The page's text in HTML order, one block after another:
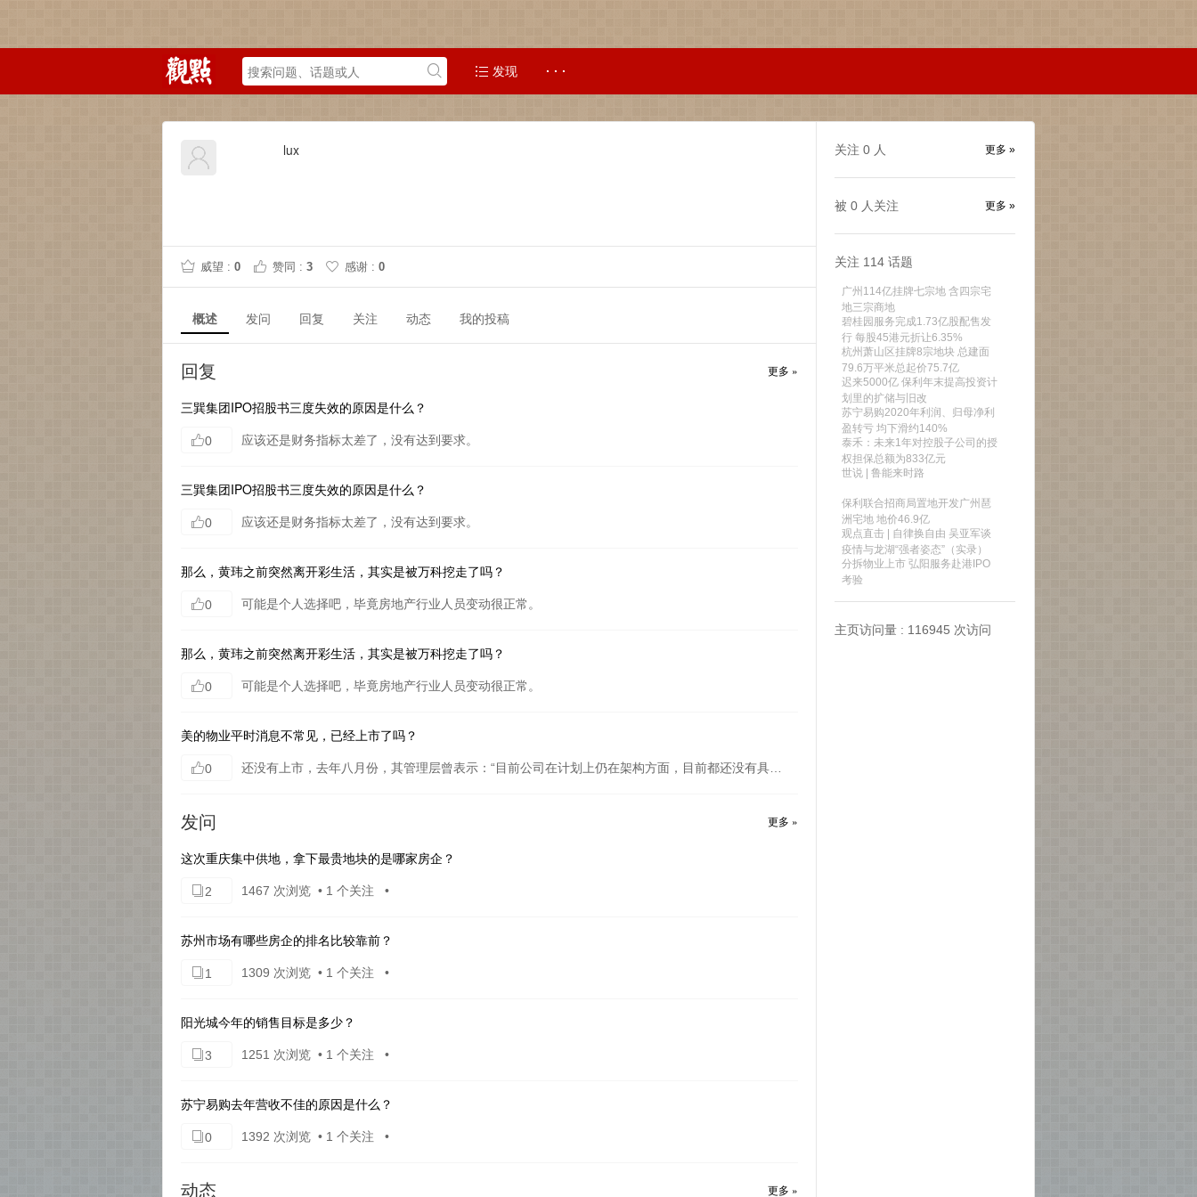
发现 · · ·
lux
威望 : 0 赞同 : 3 感谢 : 0
概述 发问 回复 关注 动态 我的投稿
更多 »
回复
三巽集团IPO招股书三度失效的原因是什么？
0 应该还是财务指标太差了，没有达到要求。
三巽集团IPO招股书三度失效的原因是什么？
0 应该还是财务指标太差了，没有达到要求。
那么，黄玮之前突然离开彩生活，其实是被万科挖走了吗？
0 可能是个人选择吧，毕竟房地产行业人员变动很正常。
那么，黄玮之前突然离开彩生活，其实是被万科挖走了吗？
0 可能是个人选择吧，毕竟房地产行业人员变动很正常。
美的物业平时消息不常见，已经上市了吗？
0
更多 »
发问
这次重庆集中供地，拿下最贵地块的是哪家房企？
2 1467 次浏览 • 1 个关注 •
苏州市场有哪些房企的排名比较靠前？
1 1309 次浏览 • 1 个关注 •
阳光城今年的销售目标是多少？
3 1251 次浏览 • 1 个关注 •
苏宁易购去年营收不佳的原因是什么？
0 1392 次浏览 • 1 个关注 •
更多 »
动态
更多 »
关注 0人
更多 »
被 0人关注
关注 114话题
广州114亿挂牌七宗地 含四宗宅
地三宗商地
碧桂园服务完成1.73亿股配售发
行 每股45港元折让6.35%
杭州萧山区挂牌8宗地块 总建面
79.6万平米总起价75.7亿
迟来5000亿 保利年末提高投资计
划里的扩储与旧改
苏宁易购2020年利润、归母净利
盈转亏 均下滑约140%
泰禾：未来1年对控股子公司的授
权担保总额为833亿元
世说 | 鲁能来时路
保利联合招商局置地开发广州琶
洲宅地 地价46.9亿
观点直击 | 自律换自由 吴亚军谈
疫情与龙湖“强者姿态”（实录）
分拆物业上市 弘阳服务赴港IPO
考验
主页访问量 : 116945 次访问